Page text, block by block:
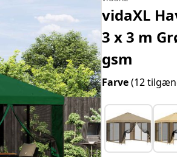
vidaXL
3 x 3 m
gsm
Farve(12